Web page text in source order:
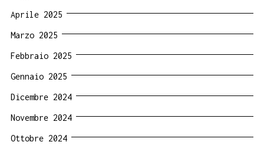
Aprile 2025
Marzo 2025
Febbraio 2025
Gennaio 2025
Dicembre 2024
Novembre 2024
Ottobre 2024